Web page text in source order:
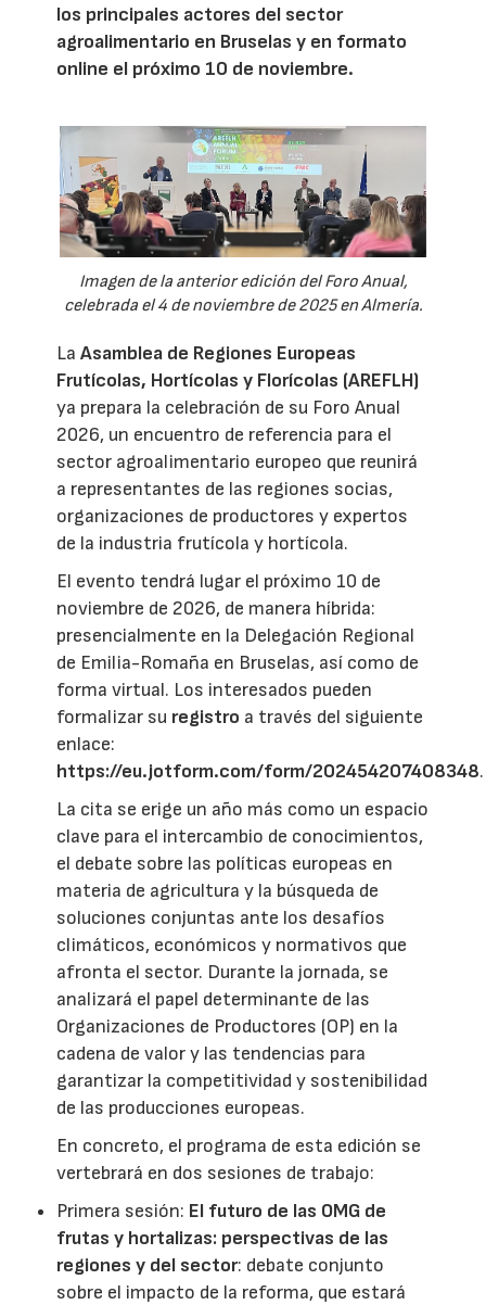
los principales actores del sector
agroalimentario en Bruselas y en formato
online el próximo 10 de noviembre.
Imagen de la anterior edición del Foro Anual,
celebrada el 4 de noviembre de 2025 en Almería.
LaAsamblea de Regiones Europeas
Frutícolas, Hortícolas y Florícolas (AREFLH)
ya prepara la celebración de su Foro Anual
2026, un encuentro de referencia para el
sector agroalimentario europeo que reunirá
a representantes de las regiones socias,
organizaciones de productores y expertos
de la industria frutícola y hortícola.
El evento tendrá lugar el próximo 10 de
noviembre de 2026, de manera híbrida:
presencialmente en la Delegación Regional
de Emilia-Romaña en Bruselas, así como de
forma virtual. Los interesados pueden
formalizar su registro a través del siguiente
enlace:
https://eu.jotform.com/form/202454207408348.
La cita se erige un año más como un espacio
clave para el intercambio de conocimientos,
el debate sobre las políticas europeas en
materia de agricultura y la búsqueda de
soluciones conjuntas ante los desafíos
climáticos, económicos y normativos que
afronta el sector. Durante la jornada, se
analizará el papel determinante de las
Organizaciones de Productores (OP) en la
cadena de valor y las tendencias para
garantizar la competitividad y sostenibilidad
de las producciones europeas.
En concreto, el programa de esta edición se
vertebrará en dos sesiones de trabajo:
Primera sesión: El futuro de las OMG de
frutas y hortalizas: perspectivas de las
regiones y del sector: debate conjunto
sobre el impacto de la reforma, que estará